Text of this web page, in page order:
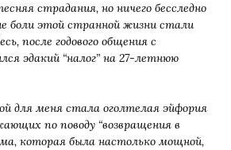
страдания, но ничего бесследно
боли этой странной жизни стали
после годового общения с
эдакий “налог” на 27-летнюю
для меня стала оголтелая эйфория
по поводу “возвращения в
которая была настолько мощной,